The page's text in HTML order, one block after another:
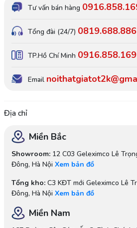
Tư vấn bán hàng
Tổng đài (24/7) 0819.688.886
TP.Hồ Chí Minh 0916.858.169
Email
Địa chỉ
Miền Bắc
Showroom:12 C03 Geleximco Lê
Đông, Hà Nội Xem bản đồ
Tổng kho:C3 KĐT mới Geleximco Lê
Đông, Hà Nội Xem bản đồ
Miền Nam